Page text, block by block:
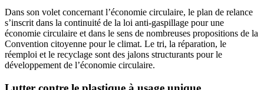
Dans son volet concernant l’économie circulaire, le plan de relance
s’inscrit dans la continuité de la loi anti-gaspillage pour une
économie circulaire et dans le sens de nombreuses propositions de la
Convention citoyenne pour le climat. Le tri, la réparation, le
réemploi et le recyclage sont des jalons structurants pour le
développement de l’économie circulaire.